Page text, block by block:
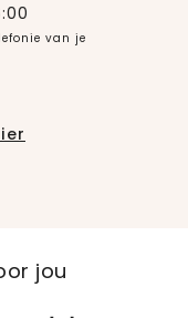
van je
jou